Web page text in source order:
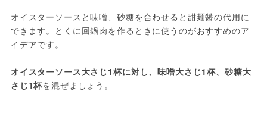
オイスターソースと味噌、砂糖を合わせると甜麺醤の代用に
できます。とくに回鍋肉を作るときに使うのがおすすめのア
イデアです。
オイスターソース大さじ1杯に対し、味噌大さじ1杯、砂糖大
さじ1杯を混ぜましょう。